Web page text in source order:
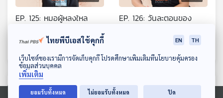
ดาวน์โหลด Thai PBS Podcast Application
EP. 125: หมอผู้หลงใหล
โลกจำ - หมอตังค์ มรรค
พร
Made My Day วันนี้ดีที่สุด
EP. 126: วันละตอนของ
Made My Day วันนี้ดีที่สุด
ตอนที่เกี่ยวข้อง
ไทยพีบีเอสใช้คุกกี้ EN TH
เว็บไซต์ของเรามีการจัดเก็บคุกกี้ โปรดศึกษาเพิ่มเติมที่นโยบายคุ้มครอง
ข้อมูลส่วนบุคคล
เพิ่มเติม
ยอมรับทั้งหมด ไม่ยอมรับทั้งหมด ปิด